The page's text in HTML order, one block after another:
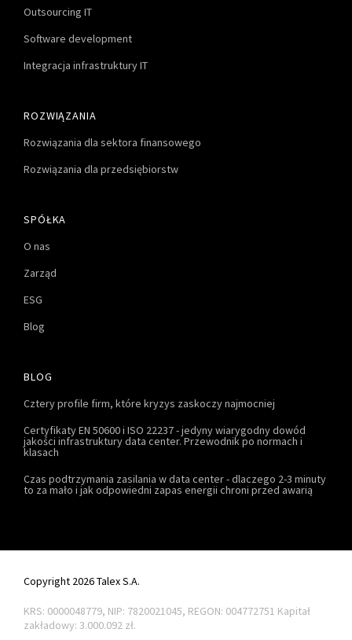
Outsourcing IT
Software development
Integracja infrastruktury IT
ROZWIĄZANIA
Rozwiązania dla sektora finansowego
Rozwiązania dla przedsiębiorstw
SPÓŁKA
O nas
Zarząd
ESG
Blog
BLOG
Cztery profile firm, które kryzys zaskoczy najmocniej
Certyfikaty EN 50600 i ISO 22237 - jedyny wiarygodny dowód
jakości infrastruktury data center. Przewodnik po normach i
klasach
Czas podtrzymania zasilania w data center - dlaczego 2-3 minuty
to za mało i jak odpowiedni zapas energii chroni przed awarią
Copyright 2026 Talex S.A.
KRS: 0000048779, NIP: 7820021045, REGON: 004772751 Kapitał
zakładowy: 3.000.092 zł.